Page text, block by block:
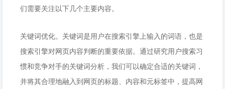
们需要关注以下几个主要内容。
关键词优化。关键词是用户在搜索引擎上输入的词语，也是
搜索引擎对网页内容判断的重要依据。通过研究用户搜索习
惯和竞争对手的关键词分析，我们可以确定合适的关键词，
并将其合理地融入到网页的标题、内容和元标签中，提高网